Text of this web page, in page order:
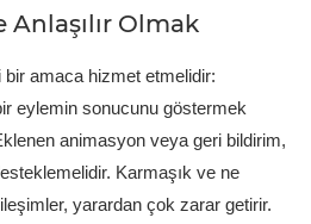
Olmak
amaca hizmet etmelidir:
eylemin sonucunu göstermek
animasyon veya geri bildirim,
Karmaşık ve ne
yarardan çok zarar getirir.